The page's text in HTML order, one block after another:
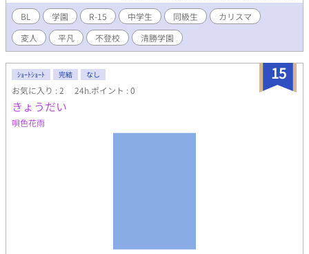
い質す誡羽だったが、逆に告白を受けてしまい……。 ＊不定期更
新。 軽い性的描写があります故、中学生含む15歳未満の方は、自
己責任に於いて判断をお願い致します。 当方では、如何なる不利
益を被られましても責任が取れませんので、予めご理解下さいま
せ。 タイトル横に＊印がある頁は性的描写を含みますので、お気
を付け下さい。 此方の作品は、作者の妄想によるフィクションで
あり、実際のものとは一切の関係も御座いません。 以上のことご
理解頂けたらと思います。 ＊筆者が中学高校で書いていたシリー
ズのリメイクとなります。 完結させた初めての作品でして、一応
処女作だと思っている作品です。 そのため、時代背景は1998年と
BL 学園 R-15 中学生 同級生
カリスマ
変人
平凡 不登校 清勝学園
15
ｼｮｰﾄｼｮｰﾄ 完結 なし
お気に入り : 2 24h.ポイント : 0
きょうだい
唄色花雨